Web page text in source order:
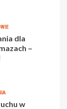
dla
–
w